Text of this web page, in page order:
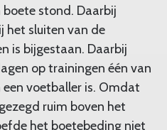
stond. Daarbij
het sluiten van de
is bijgestaan. Daarbij
op trainingen één van
voetballer is. Omdat
ruim boven het
het boetebeding niet